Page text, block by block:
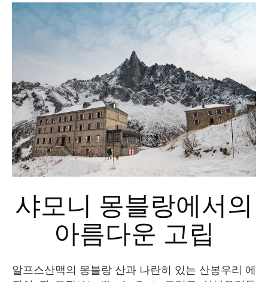
샤모니 몽블랑에서의
아름다운 고립
알프스산맥의 몽블랑 산과 나란히 있는 산봉우리 에